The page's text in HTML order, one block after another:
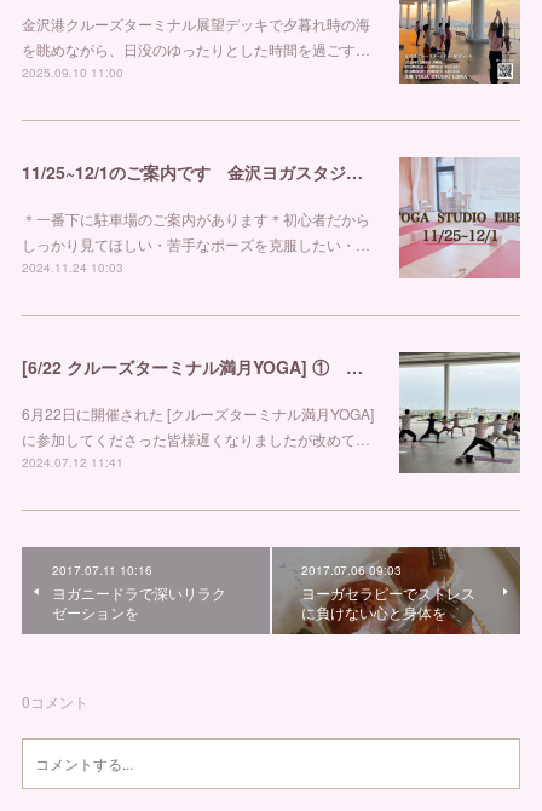
金沢港クルーズターミナル展望デッキで夕暮れ時の海
を眺めながら、日没のゆったりとした時間を過ごす…
2025.09.10 11:00
11/25~12/1のご案内です 金沢ヨガスタジオ リブラ
＊一番下に駐車場のご案内があります＊初心者だから
しっかり見てほしい・苦手なポーズを克服したい・…
2024.11.24 10:03
[6/22 クルーズターミナル満月YOGA] ① 金沢市ヨガスタジオ リブラ
6月22日に開催された [クルーズターミナル満月YOGA]
に参加してくださった皆様遅くなりましたが改めて…
2024.07.12 11:41
2017.07.11 10:16
ヨガニードラで深いリラク
ゼーションを
2017.07.06 09:03
ヨーガセラピーでストレス
に負けない心と身体を
0コメント